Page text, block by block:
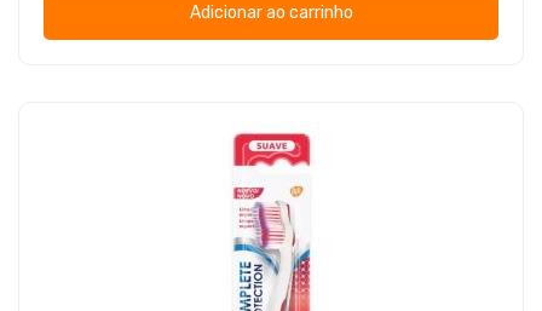
Adicionar ao carrinho